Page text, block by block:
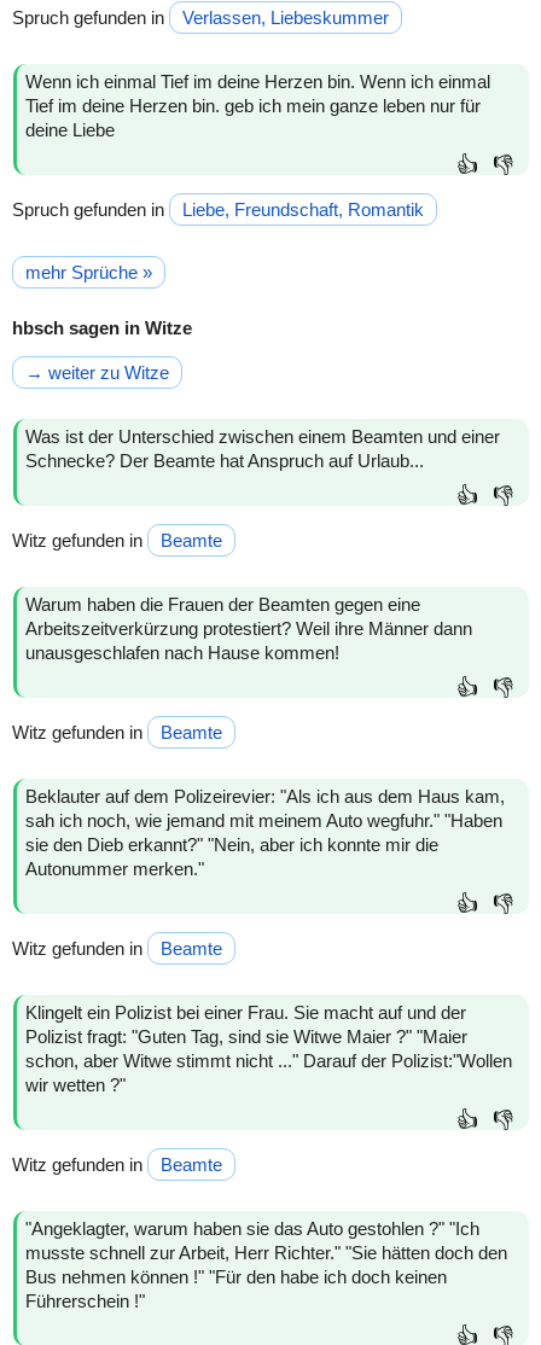
Spruch gefunden in Verlassen, Liebeskummer
Wenn ich einmal Tief im deine Herzen bin. Wenn ich einmal
Tief im deine Herzen bin. geb ich mein ganze leben nur für
deine Liebe
👍 👎
Spruch gefunden in Liebe, Freundschaft, Romantik
mehr Sprüche »
hbsch sagen in Witze
→ weiter zu Witze
Was ist der Unterschied zwischen einem Beamten und einer
Schnecke? Der Beamte hat Anspruch auf Urlaub...
👍 👎
Witz gefunden in Beamte
Warum haben die Frauen der Beamten gegen eine
Arbeitszeitverkürzung protestiert? Weil ihre Männer dann
unausgeschlafen nach Hause kommen!
👍 👎
Witz gefunden in Beamte
Beklauter auf dem Polizeirevier: "Als ich aus dem Haus kam,
sah ich noch, wie jemand mit meinem Auto wegfuhr." "Haben
sie den Dieb erkannt?" "Nein, aber ich konnte mir die
Autonummer merken."
👍 👎
Witz gefunden in Beamte
Klingelt ein Polizist bei einer Frau. Sie macht auf und der
Polizist fragt: "Guten Tag, sind sie Witwe Maier ?" "Maier
schon, aber Witwe stimmt nicht ..." Darauf der Polizist:"Wollen
wir wetten ?"
👍 👎
Witz gefunden in Beamte
"Angeklagter, warum haben sie das Auto gestohlen ?" "Ich
musste schnell zur Arbeit, Herr Richter." "Sie hätten doch den
Bus nehmen können !" "Für den habe ich doch keinen
Führerschein !"
👍 👎